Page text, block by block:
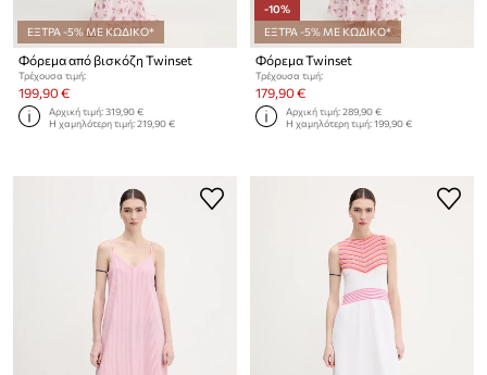
ΕΞΤΡΑ -5% ΜΕ ΚΩΔΙΚΟ*
Φόρεμα από βισκόζη Twinset
Τρέχουσα τιμή:
199,90 €
Αρχική τιμή:319,90 €
Η χαμηλότερη τιμή:219,90 €
-10%
ΕΞΤΡΑ -5% ΜΕ ΚΩΔΙΚΟ*
Φόρεμα Twinset
Τρέχουσα τιμή:
179,90 €
Αρχική τιμή:289,90 €
Η χαμηλότερη τιμή:199,90 €